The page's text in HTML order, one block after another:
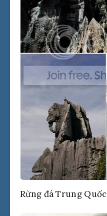
Rừng đá Trung Quốc